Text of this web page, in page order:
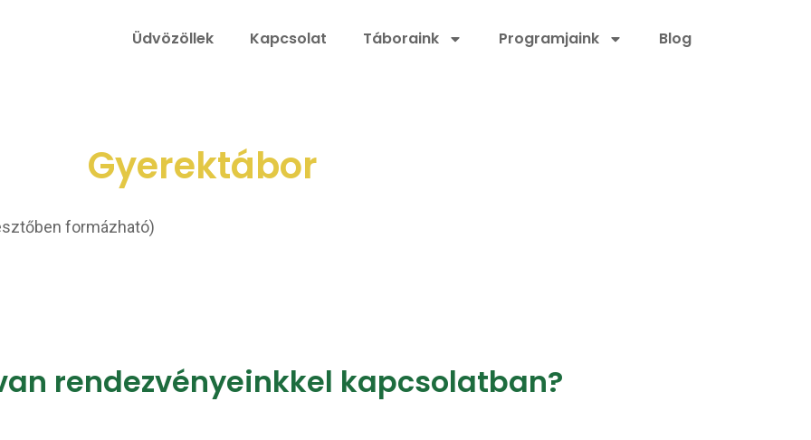
Üdvözöllek Kapcsolat Táboraink Programjaink Blog
Gyerektábor
formázható)
rendezvényeinkkel kapcsolatban?